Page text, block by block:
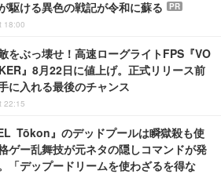
駆ける異色の戦記が令和に蘇る PR
18:00
をぶっ壊せ！高速ローグライトFPS『VO
』8月22日に値上げ。正式リリース前
に入れる最後のチャンス
22:15
Tōkon』のデッドプールは瞬獄殺も使
ゲー乱舞技が元ネタの隠しコマンドが発
「デップードリームを使わざるを得な